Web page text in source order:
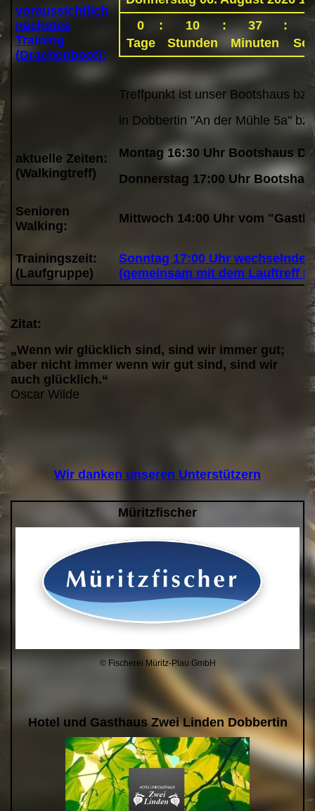
voraussichtlich
nächstes
Training
(Drachenboot):
Treffpunkt ist unser Bootshaus
in Dobbertin "An der Mühle 5a"
aktuelle Zeiten:
(Walkingtreff)
Montag 16:30 Uhr Bootshaus
Donnerstag 17:00 Uhr
Senioren
Walking:
Mittwoch 14:00 Uhr vom
Trainingszeit:
(Laufgruppe)
Sonntag 17:00 Uhr wechselnde
(gemeinsam mit dem Lauftreff
Zitat:
„Wenn wir glücklich sind, sind wir immer gut;
aber nicht immer wenn wir gut sind, sind wir
auch glücklich.“
Oscar Wilde
Wir danken unseren Unterstützern
Müritzfischer
© Fischerei Müritz-Plau GmbH
Hotel und Gasthaus Zwei Linden Dobbertin